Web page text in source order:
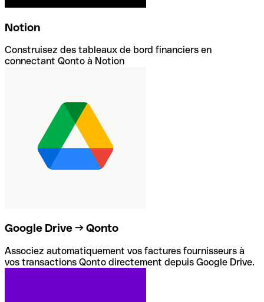
Notion
Construisez des tableaux de bord financiers en
connectant Qonto à Notion
Google Drive → Qonto
Associez automatiquement vos factures fournisseurs à
vos transactions Qonto directement depuis Google Drive.